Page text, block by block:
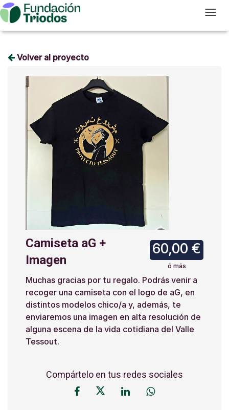
T
Volver al proyecto
60,00 €
ó más
Camiseta aG +
Imagen
Muchas gracias por tu regalo. Podrás venir a
recoger una camiseta con el logo de aG, en
distintos modelos chico/a y, además, te
enviaremos una imagen en alta resolución de
alguna escena de la vida cotidiana del Valle
Tessout.
Compártelo en tus redes sociales